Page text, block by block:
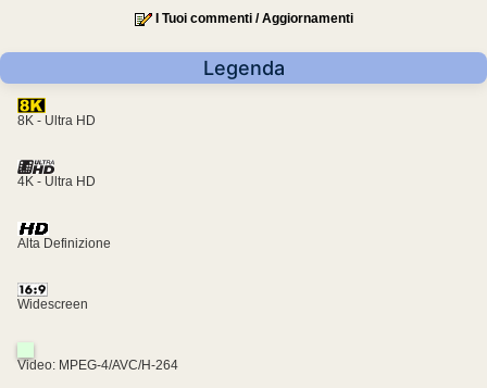
I Tuoi commenti / Aggiornamenti
Legenda
8K - Ultra HD
4K - Ultra HD
Alta Definizione
Widescreen
Video: MPEG-4/AVC/H-264